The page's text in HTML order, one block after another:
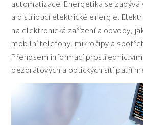
automatizace. Energetika se
a distribucí elektrické energie.
na elektronická zařízení a obvody,
mobilní telefony, mikročipy a
Přenosem informací
bezdrátových a optických sítí patří